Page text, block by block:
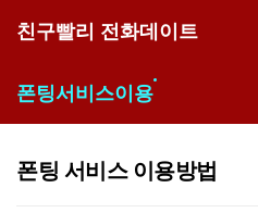
친구빨리 전화데이트
폰팅서비스이용
폰팅 서비스 이용방법